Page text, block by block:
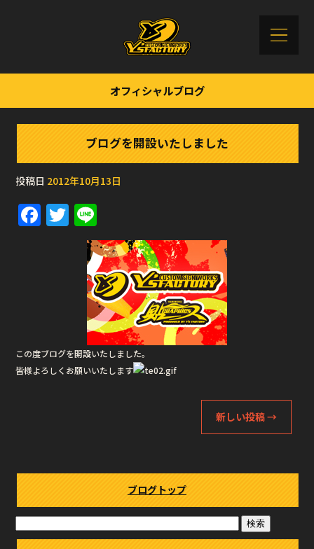
オフィシャルブログ
ブログを開設いたしました
投稿日 2012年10月13日
F
a
o
k
T
w
te
n
e
この度ブログを開設いたしました。
皆様よろしくお願いいたします
新しい投稿→
ブログトップ